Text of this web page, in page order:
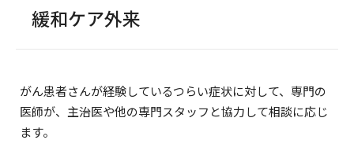
緩和ケア外来
がん患者さんが経験しているつらい症状に対して、専門の
医師が、主治医や他の専門スタッフと協力して相談に応じ
ます。